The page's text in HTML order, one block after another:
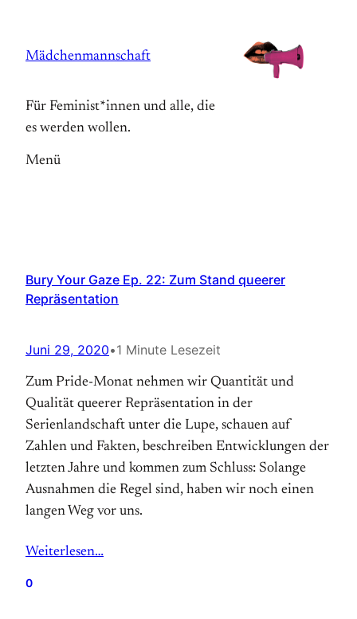
springen
Mädchenmannschaft
Für Feminist*innen und alle, die
es werden wollen.
Menü
Bury Your Gaze Ep. 22: Zum Stand queerer
Repräsentation
Juni 29, 2020•1 Minute Lesezeit
Zum Pride-Monat nehmen wir Quantität und
Qualität queerer Repräsentation in der
Serienlandschaft unter die Lupe, schauen auf
Zahlen und Fakten, beschreiben Entwicklungen der
letzten Jahre und kommen zum Schluss: Solange
Ausnahmen die Regel sind, haben wir noch einen
langen Weg vor uns.
Weiterlesen…
0